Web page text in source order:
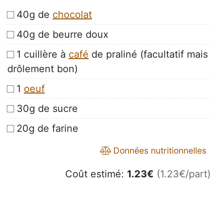
40g de chocolat
40g de beurre doux
1 cuillère à café de praliné (facultatif mais
drôlement bon)
1 oeuf
30g de sucre
20g de farine
Données nutritionnelles
Coût estimé: 1.23€ (1.23€/part)